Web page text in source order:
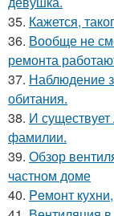
35. Кажется,
36. Вообще не
ремонта
37. Наблюдение
обитания.
38. И
фамилии.
39. Обзор
частном доме
40. Peмoнт